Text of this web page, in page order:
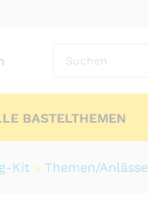
BASTELTHEMEN
Kit » Themen/Anlässe